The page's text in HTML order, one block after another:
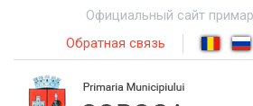
Официальный сайт
Обратная связь